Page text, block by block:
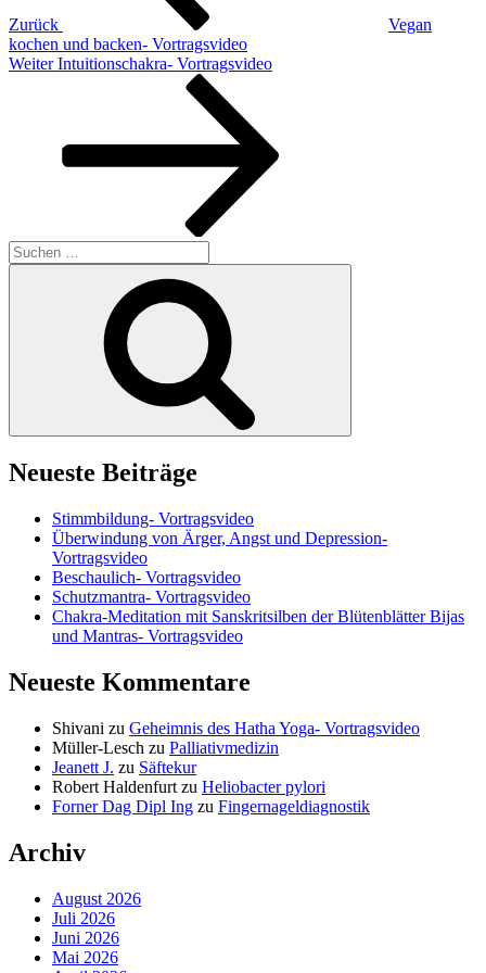
Zurück
Vegan
kochen und backen- Vortragsvideo
Nächster
Weiter Intuitionschakra- Vortragsvideo
Suchen
nach:
Neueste Beiträge
Stimmbildung- Vortragsvideo
Überwindung von Ärger, Angst und Depression-
Vortragsvideo
Beschaulich- Vortragsvideo
Schutzmantra- Vortragsvideo
Chakra-Meditation mit Sanskritsilben der Blütenblätter Bijas
und Mantras- Vortragsvideo
Neueste Kommentare
Shivani zu Geheimnis des Hatha Yoga- Vortragsvideo
Müller-Lesch zu Palliativmedizin
Jeanett J. zu Säftekur
Robert Haldenfurt zu Heliobacter pylori
Forner Dag Dipl Ing zu Fingernageldiagnostik
Archiv
August 2026
Juli 2026
Juni 2026
Mai 2026